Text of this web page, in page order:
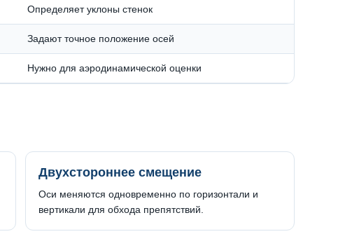
Определяет уклоны стенок
Задают точное положение осей
Нужно для аэродинамической оценки
Двухстороннее смещение
Оси меняются одновременно по горизонтали и
вертикали для обхода препятствий.